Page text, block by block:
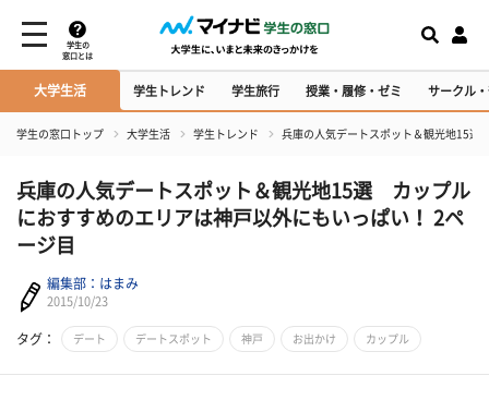
学生の
窓口とは
大学生活 学生トレンド 学生旅行 授業・履修・ゼミ サークル
学生の窓口トップ 大学生活 学生トレンド 兵庫の人気デートスポット＆観光地15
兵庫の人気デートスポット＆観光地15選 カップル
におすすめのエリアは神戸以外にもいっぱい！ 2ペ
ージ目
編集部：はまみ
2015/10/23
タグ： デート デートスポット 神戸 お出かけ カップル